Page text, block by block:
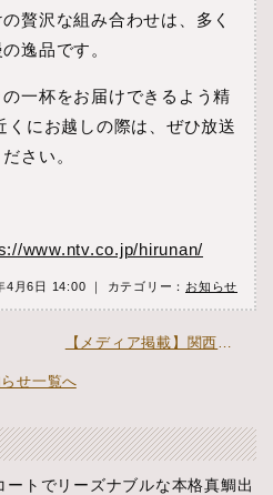
贅沢な組み合わせは、多く
逸品です。
一杯をお届けできるよう精
くにお越しの際は、ぜひ放送
さい。
www.ntv.co.jp/hirunan/
4月6日 14:00 ｜ カテゴリー： お知らせ
【メディア掲載】関西テレビ「やすとも・友近のキメツケ！※」にて紹介されました »
せ一覧へ
ートでリーズナブルな本格真鯛出